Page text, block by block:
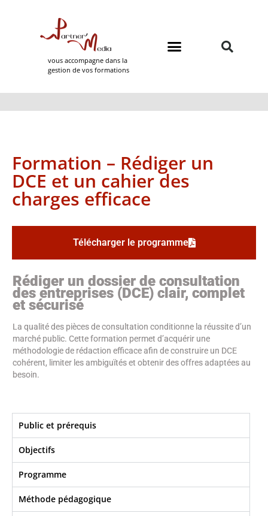
vous accompagne dans la
gestion de vos formations
Formation – Rédiger un
DCE et un cahier des
charges efficace
Télécharger le programme
Rédiger un dossier de consultation
des entreprises (DCE) clair, complet
et sécurisé
La qualité des pièces de consultation conditionne la réussite d’un
marché public. Cette formation permet d’acquérir une
méthodologie de rédaction efficace afin de construire un DCE
cohérent, limiter les ambiguïtés et obtenir des offres adaptées au
besoin.
Public et prérequis
Objectifs​
Programme
Méthode pédagogique